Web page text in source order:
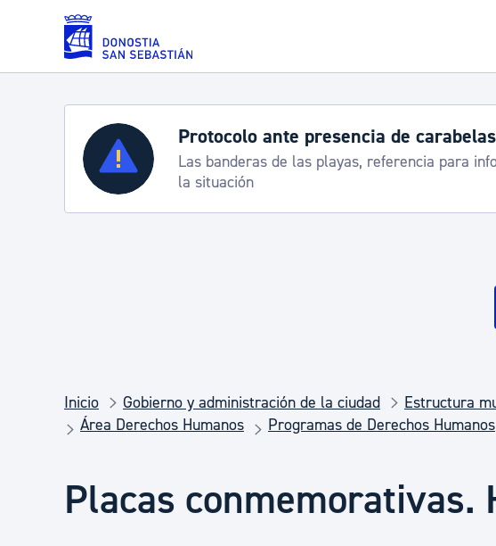
Saltar al contenido principal
Servicios
Padrón y asuntos personales
Seguridad ciudadana y emergencias
Protocolo ante presencia de carabelas
Las banderas de las playas, referencia para
la situación
Inicio Gobierno y administración de la ciudad Estructura
Área Derechos Humanos
Programas de Derechos Humanos
Placas conmemorativas.